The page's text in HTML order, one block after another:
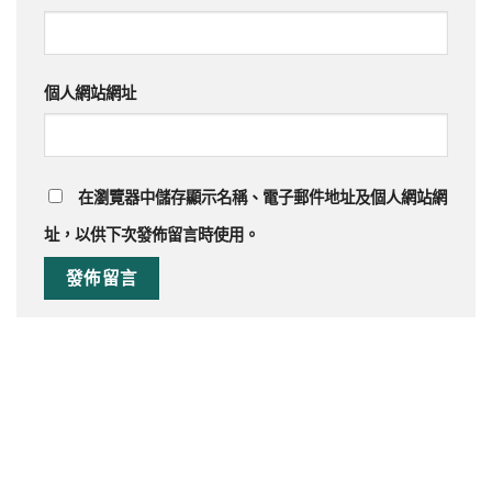
個人網站網址
在瀏覽器中儲存顯示名稱、電子郵件地址及個人網站網
址，以供下次發佈留言時使用。